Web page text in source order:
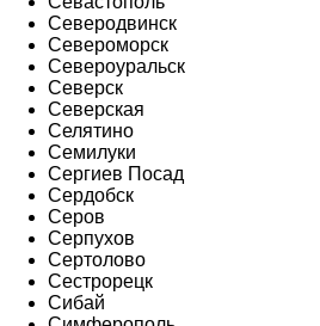
Северодвинск
Североморск
Североуральск
Северск
Северская
Селятино
Семилуки
Сергиев Посад
Сердобск
Серов
Серпухов
Сертолово
Сестрорецк
Сибай